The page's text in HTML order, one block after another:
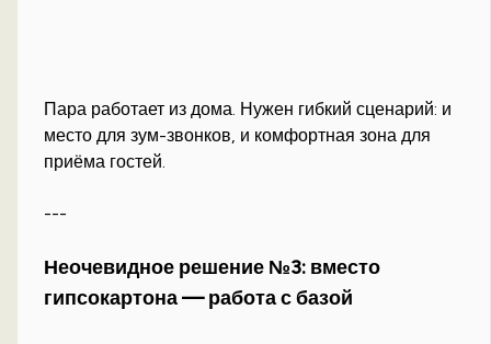
Пара работает из дома. Нужен гибкий сценарий: и
место для зум-звонков, и комфортная зона для
приёма гостей.
---
Неочевидное решение №3: вместо
гипсокартона — работа с базой